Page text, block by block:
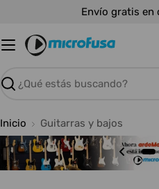
contenido
Envío gratis en
Buscar
Inicio Guitarras y bajos